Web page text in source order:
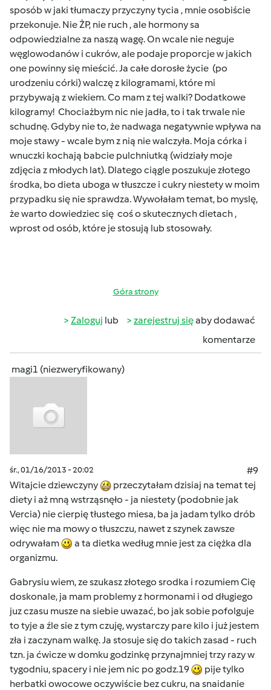
sposób w jaki tłumaczy przyczyny tycia , mnie osobiście
przekonuje. Nie ŻP, nie ruch , ale hormony sa
odpowiedzialne za naszą wagę. On wcale nie neguje
węglowodanów i cukrów, ale podaje proporcje w jakich
one powinny się mieścić. Ja całe dorosłe życie (po
urodzeniu córki) walczę z kilogramami, które mi
przybywają z wiekiem. Co mam z tej walki? Dodatkowe
kilogramy! Chociażbym nic nie jadła, to i tak trwale nie
schudnę. Gdyby nie to, że nadwaga negatywnie wpływa na
moje stawy - wcale bym z nią nie walczyła. Moja córka i
wnuczki kochają babcie pulchniutką (widziały moje
zdjęcia z młodych lat). Dlatego ciągle poszukuje złotego
środka, bo dieta uboga w tłuszcze i cukry niestety w moim
przypadku się nie sprawdza. Wywołałam temat, bo myslę,
że warto dowiedziec się coś o skutecznych dietach ,
wprost od osób, które je stosują lub stosowały.
Góra strony
Zaloguj lub zarejestruj sięaby dodawać
komentarze
magi1 (niezweryfikowany)
śr., 01/16/2013 - 20:02
#9
Witajcie dziewczyny
przeczytałam dzisiaj na temat tej
diety i aż mną wstrząsnęło - ja niestety (podobnie jak
Vercia) nie cierpię tłustego miesa, ba ja jadam tylko drób
więc nie ma mowy o tłuszczu, nawet z szynek zawsze
odrywałam
a ta dietka według mnie jest za ciężka dla
organizmu.
Gabrysiu wiem, ze szukasz złotego srodka i rozumiem Cię
doskonale, ja mam problemy z hormonami i od długiego
juz czasu musze na siebie uwazać, bo jak sobie pofolguje
to tyje a źle sie z tym czuję, wystarczy pare kilo i już jestem
zła i zaczynam walkę. Ja stosuje się do takich zasad - ruch
tzn. ja ćwicze w domku godzinkę przynajmniej trzy razy w
tygodniu, spacery i nie jem nic po godz.19
pije tylko
herbatki owocowe oczywiście bez cukru, na snaidanie